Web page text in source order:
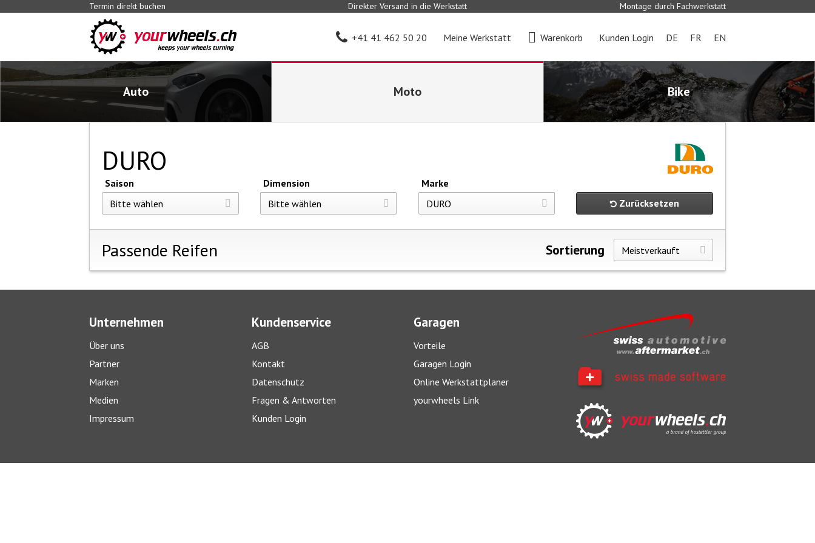
Termin direkt buchen Direkter Versand in die Werkstatt Montage durch Fachwerkstatt
+41 41 462 50 20 Meine Werkstatt Warenkorb Kunden Login DE FR EN
Auto Moto Bike
DURO
Saison Dimension
Marke
Zurücksetzen
Passende Reifen Sortierung
Unternehmen
Über uns
Partner
Marken
Medien
Impressum
Kundenservice
AGB
Kontakt
Datenschutz
Fragen & Antworten
Kunden Login
Garagen
Vorteile
Garagen Login
Online Werkstattplaner
yourwheels Link